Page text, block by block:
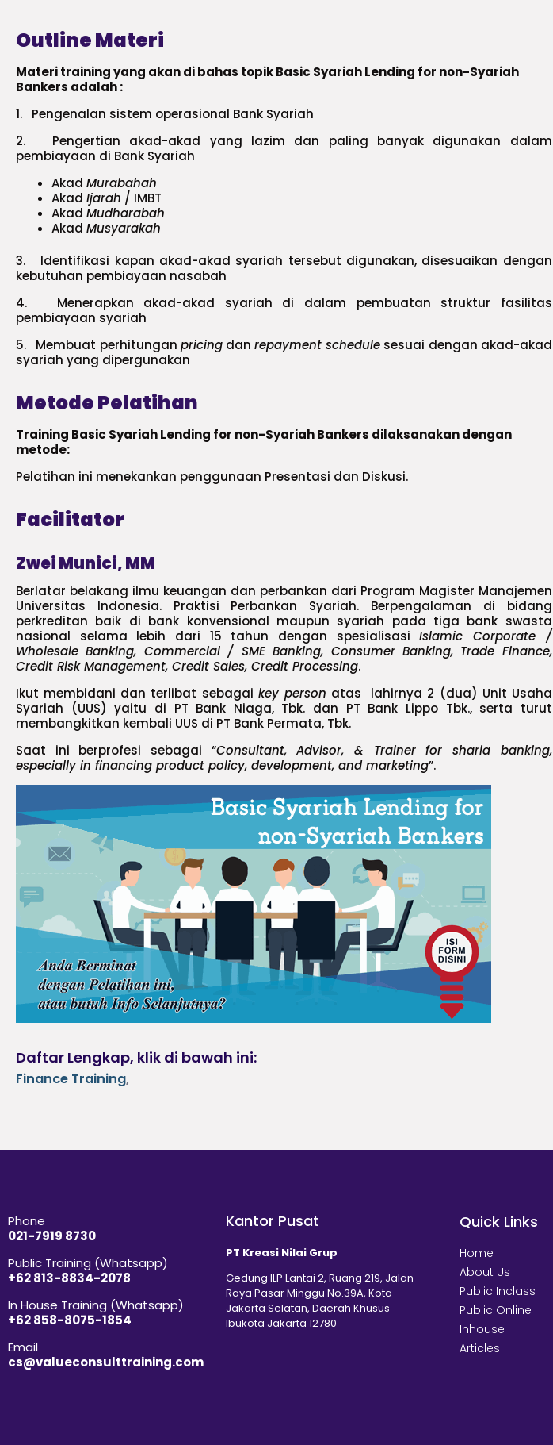
Outline Materi
Materi training yang akan di bahas topik Basic Syariah Lending for non-Syariah
Bankers adalah :
1. Pengenalan sistem operasional Bank Syariah
2. Pengertian akad-akad yang lazim dan paling banyak digunakan dalam
pembiayaan di Bank Syariah
Akad Murabahah
Akad Ijarah / IMBT
Akad Mudharabah
Akad Musyarakah
3. Identifikasi kapan akad-akad syariah tersebut digunakan, disesuaikan dengan
kebutuhan pembiayaan nasabah
4. Menerapkan akad-akad syariah di dalam pembuatan struktur fasilitas
pembiayaan syariah
5. Membuat perhitungan pricingdanrepayment schedule sesuai dengan akad-akad
syariah yang dipergunakan
Metode Pelatihan
Training Basic Syariah Lending for non-Syariah Bankers dilaksanakan dengan
metode:
Pelatihan ini menekankan penggunaan Presentasi dan Diskusi.
Facilitator
Zwei Munici, MM
Berlatar belakang ilmu keuangan dan perbankan dari Program Magister Manajemen
Universitas Indonesia. Praktisi Perbankan Syariah. Berpengalaman di bidang
perkreditan baik di bank konvensional maupun syariah pada tiga bank swasta
nasional selama lebih dari 15 tahun dengan spesialisasiIslamic Corporate /
Wholesale Banking, Commercial / SME Banking, Consumer Banking, Trade Finance,
Credit Risk Management, Credit Sales, Credit Processing.
Ikut membidani dan terlibat sebagai key person atas lahirnya 2 (dua) Unit Usaha
Syariah (UUS) yaitu di PT Bank Niaga, Tbk. dan PT Bank Lippo Tbk., serta turut
membangkitkan kembali UUS di PT Bank Permata, Tbk.
Saat ini berprofesi sebagai “Consultant, Advisor, & Trainer for sharia banking,
especially in financing product policy, development, and marketing”.
Daftar Lengkap, klik di bawah ini:
Finance Training,
Phone
021-7919 8730
Public Training (Whatsapp)
+62 813-8834-2078
In House Training (Whatsapp)
+62 858-8075-1854
Email
cs@valueconsulttraining.com
Kantor Pusat
PT Kreasi Nilai Grup
Gedung ILP Lantai 2, Ruang 219, Jalan
Raya Pasar Minggu No.39A, Kota
Jakarta Selatan, Daerah Khusus
Ibukota Jakarta 12780
Quick Links
Home
About Us
Public Inclass
Public Online
Inhouse
Articles